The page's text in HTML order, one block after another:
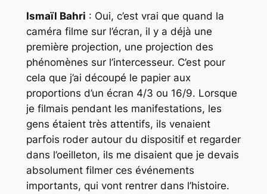
Ismaïl Bahri : Oui, c’est vrai que quand la
caméra filme sur l’écran, il y a déjà une
première projection, une projection des
phénomènes sur l’intercesseur. C’est pour
cela que j’ai découpé le papier aux
proportions d’un écran 4/3 ou 16/9. Lorsque
je filmais pendant les manifestations, les
gens étaient très attentifs, ils venaient
parfois roder autour du dispositif et regarder
dans l’oeilleton, ils me disaient que je devais
absolument filmer ces événements
importants, qui vont rentrer dans l’histoire.